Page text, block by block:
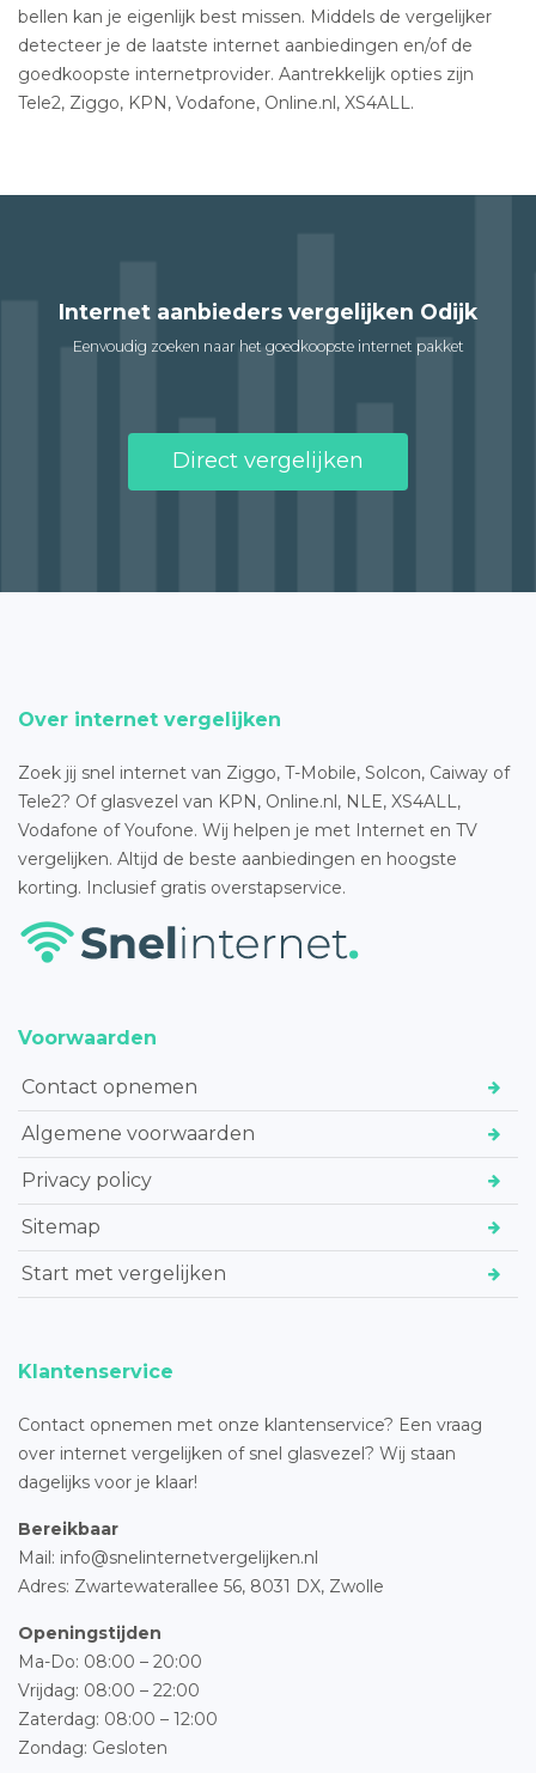
bellen kan je eigenlijk best missen. Middels de vergelijker
detecteer je de laatste internet aanbiedingen en/of de
goedkoopste internetprovider. Aantrekkelijk opties zijn
Tele2, Ziggo, KPN, Vodafone, Online.nl, XS4ALL.
Internet aanbieders vergelijken Odijk
Eenvoudig zoeken naar het goedkoopste internet pakket
Direct vergelijken
Over internet vergelijken
Zoek jij snel internet van Ziggo, T-Mobile, Solcon, Caiway of
Tele2? Of glasvezel van KPN, Online.nl, NLE, XS4ALL,
Vodafone of Youfone. Wij helpen je met Internet en TV
vergelijken. Altijd de beste aanbiedingen en hoogste
korting. Inclusief gratis overstapservice.
Voorwaarden
Contact opnemen
Algemene voorwaarden
Privacy policy
Sitemap
Start met vergelijken
Klantenservice
Contact opnemen met onze klantenservice? Een vraag
over internet vergelijken of snel glasvezel? Wij staan
dagelijks voor je klaar!
Bereikbaar
Mail: info@snelinternetvergelijken.nl
Adres: Zwartewaterallee 56, 8031 DX, Zwolle
Openingstijden
Ma-Do: 08:00 – 20:00
Vrijdag: 08:00 – 22:00
Zaterdag: 08:00 – 12:00
Zondag: Gesloten